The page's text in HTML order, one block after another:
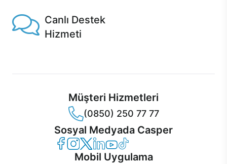
Canlı Destek
Hizmeti
Müşteri Hizmetleri
(0850) 250 77 77
Sosyal Medyada Casper
Casper Facebook
Casper Instagram
Casper Twitter
Casper LinkedIn
Casper YouTube
Casper TikTok
Mobil Uygulama